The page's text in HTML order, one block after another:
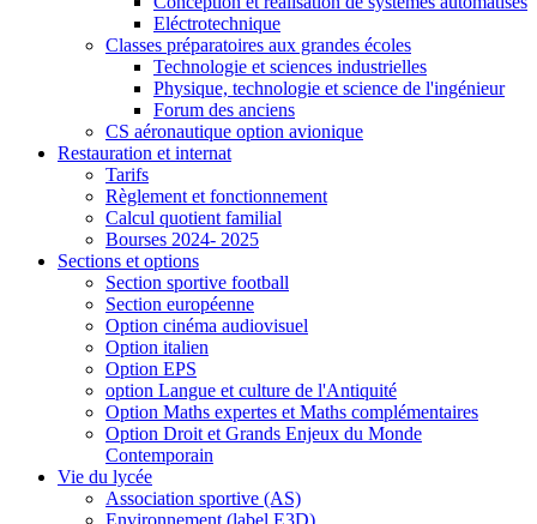
Eléctrotechnique
Classes préparatoires aux grandes écoles
Technologie et sciences industrielles
Physique, technologie et science de l'ingénieur
Forum des anciens
CS aéronautique option avionique
Restauration et internat
Tarifs
Règlement et fonctionnement
Calcul quotient familial
Bourses 2024- 2025
Sections et options
Section sportive football
Section européenne
Option cinéma audiovisuel
Option italien
Option EPS
option Langue et culture de l'Antiquité
Option Maths expertes et Maths complémentaires
Option Droit et Grands Enjeux du Monde
Contemporain
Vie du lycée
Association sportive (AS)
Environnement (label E3D)